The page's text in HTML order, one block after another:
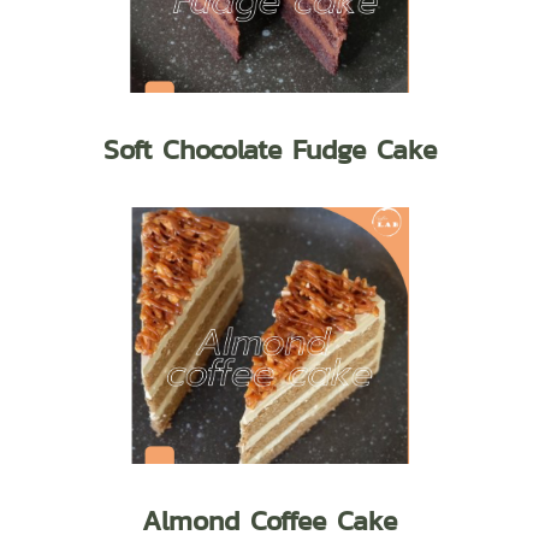
Soft Chocolate Fudge Cake
Almond Coffee Cake